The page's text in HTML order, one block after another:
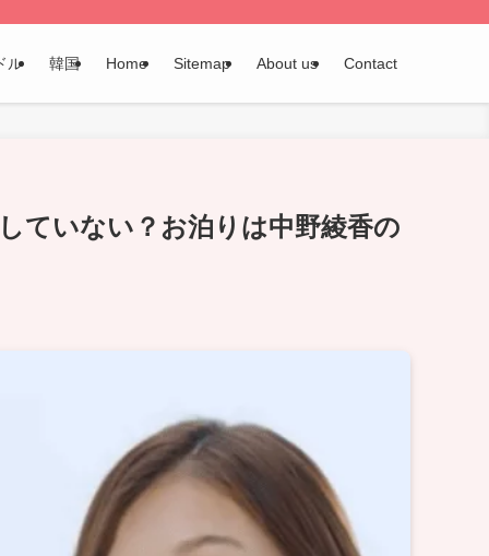
ル 韓国 Home Sitemap About us Contact
ていない？お泊りは中野綾香の